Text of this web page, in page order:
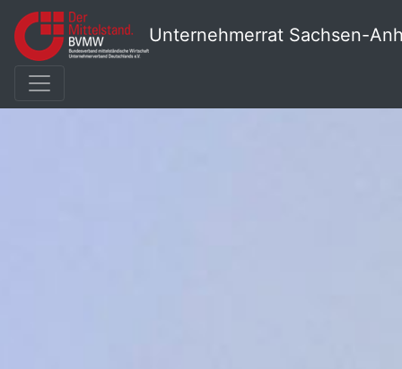
Unternehmerrat Sachsen-